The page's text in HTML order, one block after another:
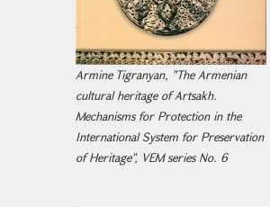
Armine Tigranyan, "The Armenian
cultural heritage of Artsakh.
Mechanisms for Protection in the
International System for Preservation
of Heritage", VEM series No. 6